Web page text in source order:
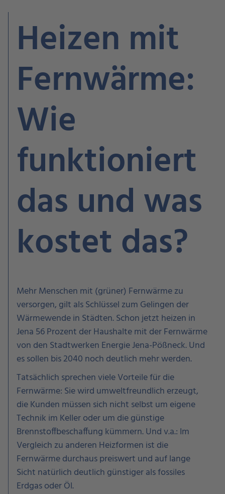
Heizen mit
Fernwärme:
Wie
funktioniert
das und was
kostet das?
Mehr Menschen mit (grüner) Fernwärme zu
versorgen, gilt als Schlüssel zum Gelingen der
Wärmewende in Städten. Schon jetzt heizen in
Jena 56 Prozent der Haushalte mit der Fernwärme
von den Stadtwerken Energie Jena-Pößneck. Und
es sollen bis 2040 noch deutlich mehr werden.
Tatsächlich sprechen viele Vorteile für die
Fernwärme: Sie wird umweltfreundlich erzeugt,
die Kunden müssen sich nicht selbst um eigene
Technik im Keller oder um die günstige
Brennstoffbeschaffung kümmern. Und v.a.: Im
Vergleich zu anderen Heizformen ist die
Fernwärme durchaus preiswert und auf lange
Sicht natürlich deutlich günstiger als fossiles
Erdgas oder Öl.